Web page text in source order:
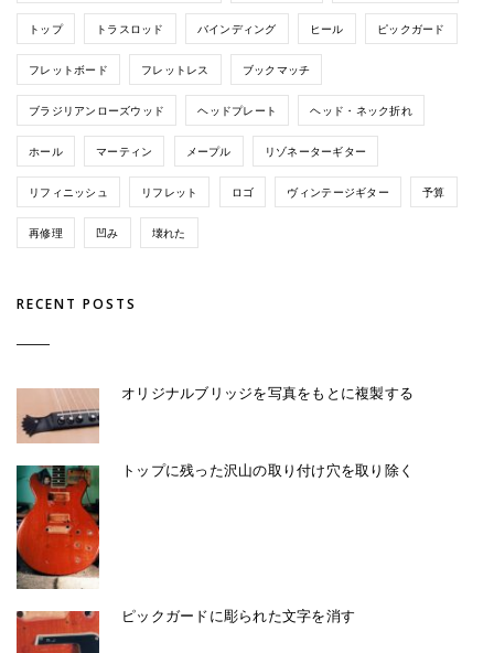
トップ トラスロッド バインディング ヒール ピックガード
フレットボード フレットレス ブックマッチ
ブラジリアンローズウッド ヘッドプレート ヘッド・ネック折れ
ホール マーティン メープル リゾネーターギター
リフィニッシュ リフレット ロゴ ヴィンテージギター 予算
再修理 凹み 壊れた
RECENT POSTS
オリジナルブリッジを写真をもとに複製する
トップに残った沢山の取り付け穴を取り除く
ピックガードに彫られた文字を消す